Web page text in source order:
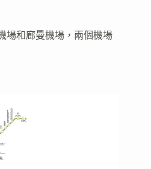
場和廊曼機場，兩個機場